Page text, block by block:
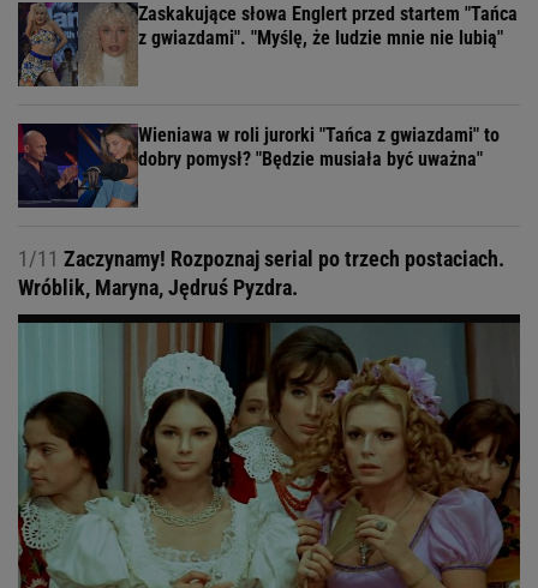
Zaskakujące słowa Englert przed startem "Tańca
z gwiazdami". "Myślę, że ludzie mnie nie lubią"
Wieniawa w roli jurorki "Tańca z gwiazdami" to
dobry pomysł? "Będzie musiała być uważna"
1/11 Zaczynamy! Rozpoznaj serial po trzech postaciach.
Wróblik, Maryna, Jędruś Pyzdra.